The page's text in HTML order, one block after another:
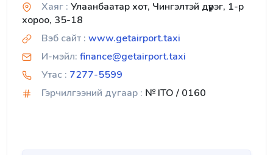
Хаяг : Улаанбаатар хот, Чингэлтэй дүүрэг, 1-р
хороо, 35-18
Вэб сайт : www.getairport.taxi
И-мэйл: finance@getairport.taxi
Утас : 7277-5599
Гэрчилгээний дугаар : № ITO / 0160